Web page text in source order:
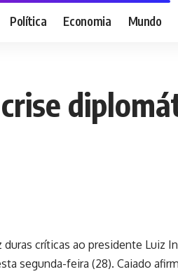
Política Economia Mundo
críticas ao presidente Luiz
segunda-feira (28). Caiado